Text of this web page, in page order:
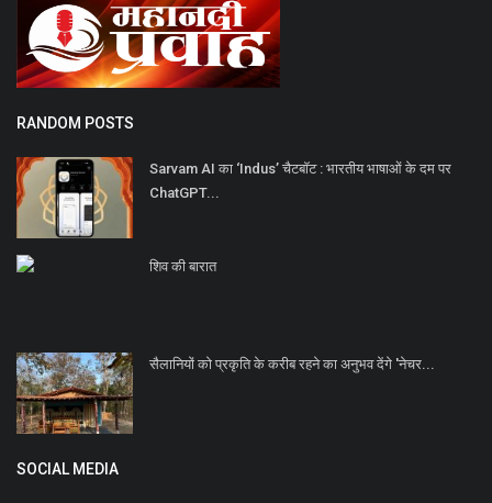
RANDOM POSTS
Sarvam AI का ‘Indus’ चैटबॉट : भारतीय भाषाओं के दम पर
ChatGPT...
शिव की बारात
सैलानियों को प्रकृति के करीब रहने का अनुभव देंगे 'नेचर...
SOCIAL MEDIA